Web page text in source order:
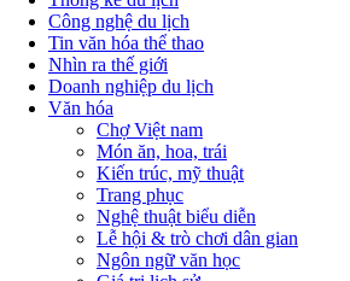
Công nghệ du lịch
Tin văn hóa thể thao
Nhìn ra thế giới
Doanh nghiệp du lịch
Văn hóa
Chợ Việt nam
Món ăn, hoa, trái
Kiến trúc, mỹ thuật
Trang phục
Nghệ thuật biểu diễn
Lễ hội & trò chơi dân gian
Ngôn ngữ văn học